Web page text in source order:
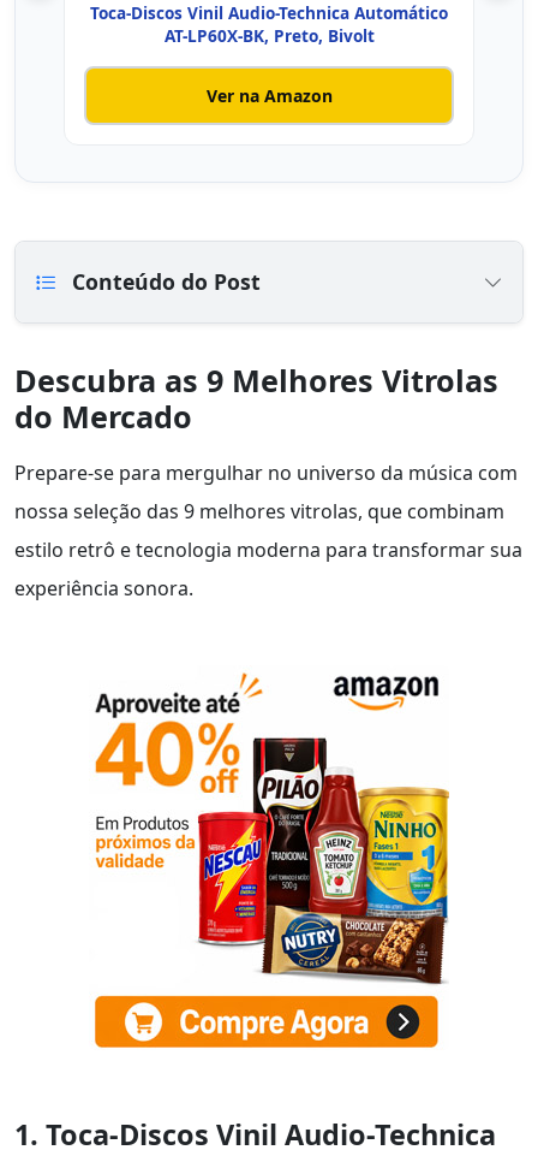
Toca-Discos Vinil Audio-Technica Automático
AT-LP60X-BK, Preto, Bivolt
Ver na Amazon
Conteúdo do Post
Descubra as 9 Melhores Vitrolas
do Mercado
Prepare-se para mergulhar no universo da música com
nossa seleção das 9 melhores vitrolas, que combinam
estilo retrô e tecnologia moderna para transformar sua
experiência sonora.
1. Toca-Discos Vinil Audio-Technica